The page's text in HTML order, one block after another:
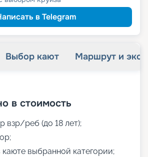
в Telegram
Выбор кают Маршрут и
в стоимость
взр/реб (до 18 лет);
выбранной категории;